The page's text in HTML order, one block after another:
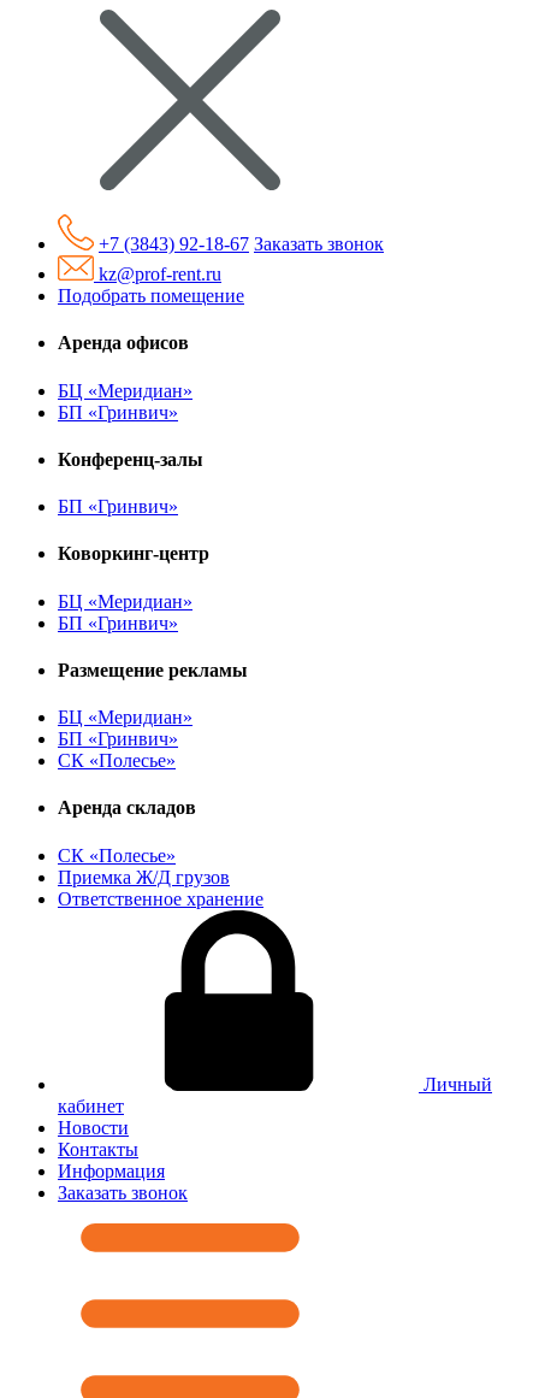
+7 (3843) 92-18-67 Заказать звонок
kz@prof-rent.ru
Подобрать помещение
Аренда офисов
БЦ «Меридиан»
БП «Гринвич»
Конференц-залы
БП «Гринвич»
Коворкинг-центр
БЦ «Меридиан»
БП «Гринвич»
Размещение рекламы
БЦ «Меридиан»
БП «Гринвич»
СК «Полесье»
Аренда складов
СК «Полесье»
Приемка Ж/Д грузов
Ответственное хранение
Личный
кабинет
Новости
Контакты
Информация
Заказать звонок